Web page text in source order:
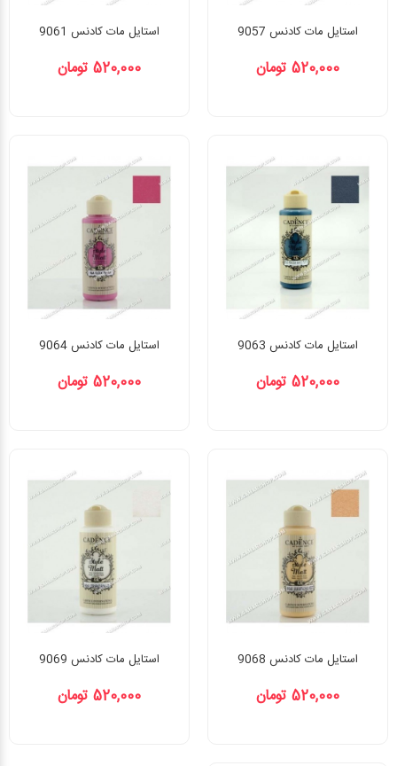
استایل مات کادنس 9057
520,000 تومان
استایل مات کادنس 9061
520,000 تومان
استایل مات کادنس 9063
520,000 تومان
استایل مات کادنس 9064
520,000 تومان
استایل مات کادنس 9068
520,000 تومان
استایل مات کادنس 9069
520,000 تومان